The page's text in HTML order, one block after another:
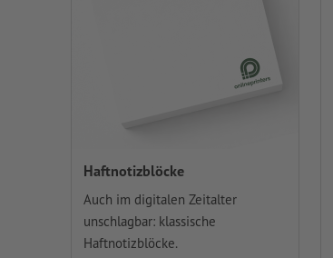
Haftnotizblöcke
Auch im digitalen Zeitalter
unschlagbar: klassische
Haftnotizblöcke.